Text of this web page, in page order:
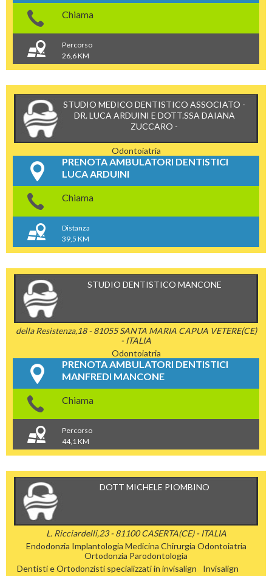
Chiama
Percorso
26,6 KM
STUDIO MEDICO DENTISTICO ASSOCIATO -
DR. LUCA ARDUINI E DOTT.SSA DAIANA
ZUCCARO -
Odontoiatria
PRENOTA AMBULATORI DENTISTICI
LUCA ARDUINI
Chiama
Distanza
39,5 KM
STUDIO DENTISTICO MANCONE
della Resistenza,18 - 81055 SANTA MARIA CAPUA VETERE(CE)
- ITALIA
Odontoiatria
PRENOTA AMBULATORI DENTISTICI
MANFREDI MANCONE
Chiama
Percorso
44,1 KM
DOTT MICHELE PIOMBINO
L. Ricciardelli,23 - 81100 CASERTA(CE) - ITALIA
Endodonzia Implantologia Medicina Chirurgia Odontoiatria
Ortodonzia Parodontologia
Dentisti e Ortodonzisti specializzati in invisalign
Invisalign